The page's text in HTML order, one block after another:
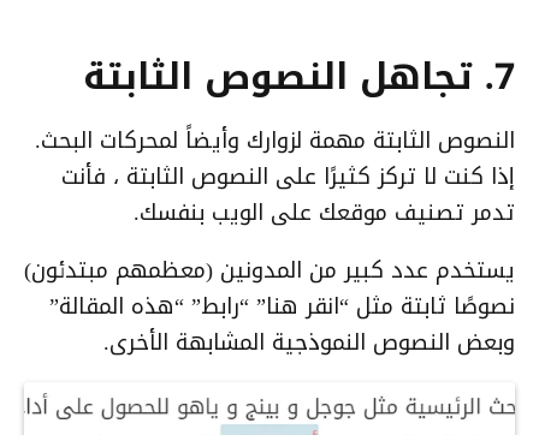
7. تجاهل النصوص الثابتة
النصوص الثابتة مهمة لزوارك وأيضاً لمحركات البحث.
إذا كنت لا تركز كثيرًا على النصوص الثابتة ، فأنت
تدمر تصنيف موقعك على الويب بنفسك.
يستخدم عدد كبير من المدونين (معظمهم مبتدئون)
نصوصًا ثابتة مثل “انقر هنا” “رابط” “هذه المقالة”
وبعض النصوص النموذجية المشابهة الأخرى.